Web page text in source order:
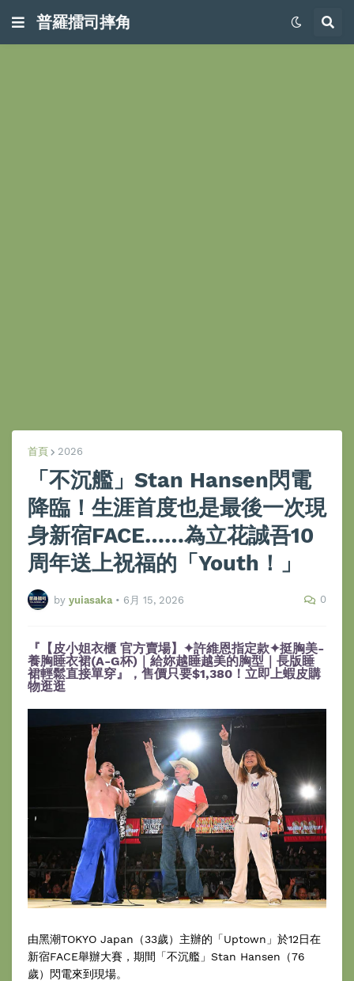
普羅擂司摔角
首頁 2026
「不沉艦」Stan Hansen閃電
降臨！生涯首度也是最後一次現
身新宿FACE……為立花誠吾10
周年送上祝福的「Youth！」
by yuiasaka • 6月 15, 2026 0
『【皮小姐衣櫃 官方賣場】✦許維恩指定款✦挺胸美-
養胸睡衣裙(A-G杯)｜給妳越睡越美的胸型｜長版睡
裙輕鬆直接單穿』，售價只要$1,380！立即上蝦皮購
物逛逛
由黑潮TOKYO Japan（33歲）主辦的「Uptown」於12日在
新宿FACE舉辦大賽，期間「不沉艦」Stan Hansen（76
歲）閃電來到現場。